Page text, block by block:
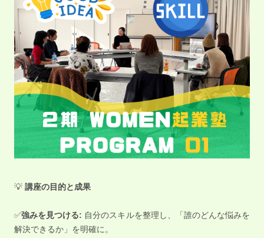
💡 講座の目的と成果
✅強みを見つける: 自分のスキルを整理し、「誰のどんな悩みを
解決できるか」を明確に。